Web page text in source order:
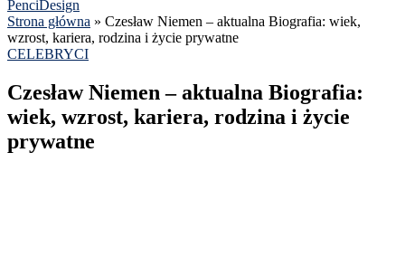
PenciDesign
Strona główna » Czesław Niemen – aktualna Biografia: wiek,
wzrost, kariera, rodzina i życie prywatne
CELEBRYCI
Czesław Niemen – aktualna Biografia:
wiek, wzrost, kariera, rodzina i życie
prywatne